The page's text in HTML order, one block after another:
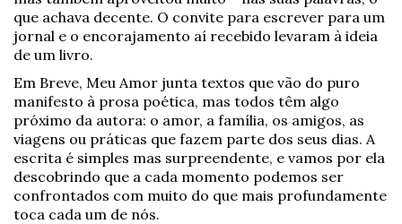
que achava decente. O convite para escrever para um
jornal e o encorajamento aí recebido levaram à ideia
de um livro.
Em Breve, Meu Amor junta textos que vão do puro
manifesto à prosa poética, mas todos têm algo
próximo da autora: o amor, a família, os amigos, as
viagens ou práticas que fazem parte dos seus dias. A
escrita é simples mas surpreendente, e vamos por ela
descobrindo que a cada momento podemos ser
confrontados com muito do que mais profundamente
toca cada um de nós.